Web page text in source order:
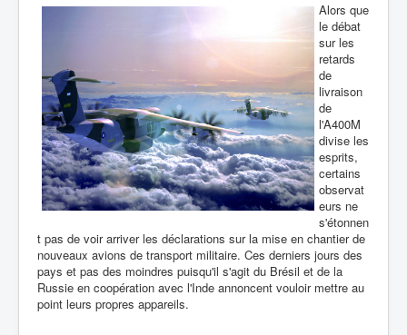
Alors que
le débat
sur les
retards
de
livraison
de
l'A400M
divise les
esprits,
certains
observat
eurs ne
s'étonnen
t pas de voir arriver les déclarations sur la mise en chantier de
nouveaux avions de transport militaire. Ces derniers jours des
pays et pas des moindres puisqu'il s'agit du Brésil et de la
Russie en coopération avec l'Inde annoncent vouloir mettre au
point leurs propres appareils.